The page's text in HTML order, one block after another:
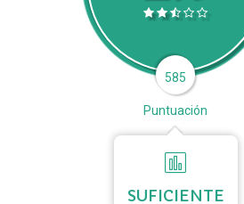
585
Puntuación
SUFICIENTE